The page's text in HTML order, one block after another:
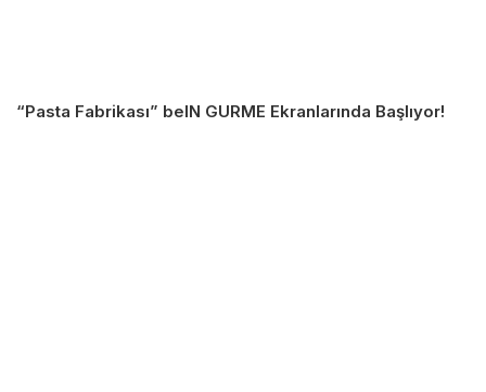
“Pasta Fabrikası” beIN GURME Ekranlarında Başlıyor!